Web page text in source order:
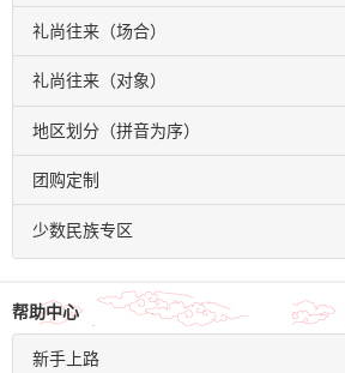
礼尚往来（场合）
click to expand contents
礼尚往来（对象）
click to expand contents
地区划分（拼音为序）
click to expand contents
团购定制
click to expand contents
少数民族专区
帮助中心
新手上路